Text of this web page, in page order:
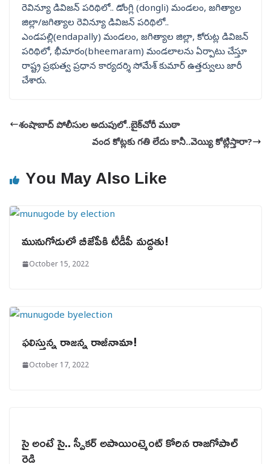
రెవిన్యూ డివిజన్ పరిథిలో.. డోంగ్లి (dongli) మండలం, జగిత్యాల
జిల్లా/జగిత్యాల రెవిన్యూ డివిజన్ పరిథిలో..
ఎండపల్లి(endapally) మండలం, జగిత్యాల జిల్లా, కోరుట్ల డివిజన్
పరిథిలో, భీమారం(bheemaram) మండలాలను ఏర్పాటు చేస్తూ
రాష్ట్ర ప్రభుత్వ ప్రధాన కార్యదర్శి సోమేశ్ కుమార్ ఉత్తర్వులు జారీ
చేశారు.
శంషాబాద్ పోలీసుల అదుపులో..బైక్‌చోరీ ముఠా
వంద కోట్లకు గతి లేదు కానీ..వెయ్యి కోట్లిస్తారా?
You May Also Like
మునుగోడులో బీజేపీకి టీడీపీ మద్దతు!
October 15, 2022
ఫలిస్తున్న రాజన్న రాజీనామా!
October 17, 2022
సై అంటే సై.. స్పీకర్ అపాయింట్మెంట్ కోరిన రాజగోపాల్
రెడ్డి